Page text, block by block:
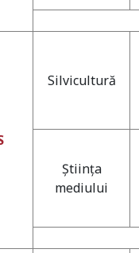
Silvicultură
Ştiinţa
mediului